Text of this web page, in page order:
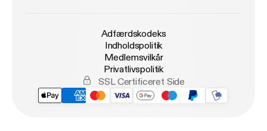
Adfærdskodeks
Indholdspolitik
Medlemsvilkår
Privatlivspolitik
SSL Certificeret Side